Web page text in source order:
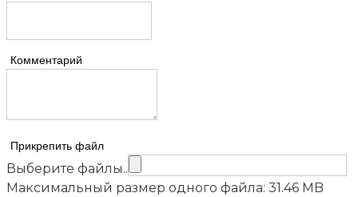
Комментарий
Прикрепить файл
Выберите файлы..
Максимальный размер одного файла: 31.46 MB